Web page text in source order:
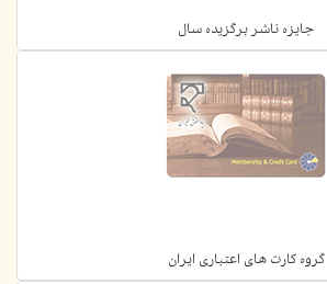
جایزه ناشر برگزیده سال
گروه کارت های اعتباری ایران